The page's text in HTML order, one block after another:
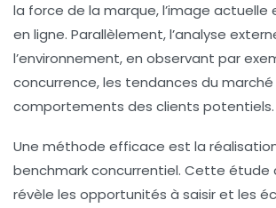
la force de la marque, l’image
en ligne. Parallèlement, l’analyse
l’environnement, en observant par
concurrence, les tendances du
comportements des clients potentiels.
Une méthode efficace est la réalisation
benchmark concurrentiel. Cette étude
révèle les opportunités à saisir et les